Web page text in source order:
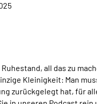
all das zu
Kleinigkeit: Man
zurückgelegt hat, für